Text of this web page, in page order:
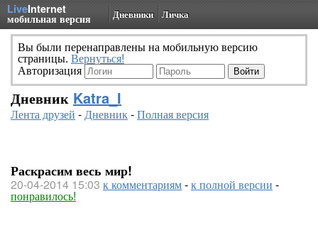
LiveInternet
мобильная версия Дневники Личка
Вы были перенаправлены на мобильную версию
страницы. Вернуться!
Авторизация
Дневник Katra_I
Лента друзей -Дневник-Полная версия
Раскрасим весь мир!
20-04-2014 15:03 к комментариям-к полной версии -
понравилось!